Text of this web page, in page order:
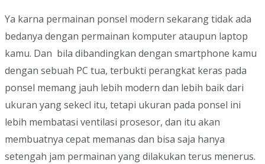
Ya karna permainan ponsel modern sekarang tidak ada
bedanya dengan permainan komputer ataupun laptop
kamu. Dan bila dibandingkan dengan smartphone kamu
dengan sebuah PC tua, terbukti perangkat keras pada
ponsel memang jauh lebih modern dan lebih baik dari
ukuran yang sekecl itu, tetapi ukuran pada ponsel ini
lebih membatasi ventilasi prosesor, dan itu akan
membuatnya cepat memanas dan bisa saja hanya
setengah jam permainan yang dilakukan terus menerus.